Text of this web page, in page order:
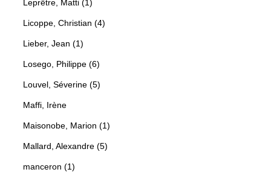
Leprêtre, Matti (1)
Licoppe, Christian (4)
Lieber, Jean (1)
Losego, Philippe (6)
Louvel, Séverine (5)
Maffi, Irène
Maisonobe, Marion (1)
Mallard, Alexandre (5)
manceron (1)